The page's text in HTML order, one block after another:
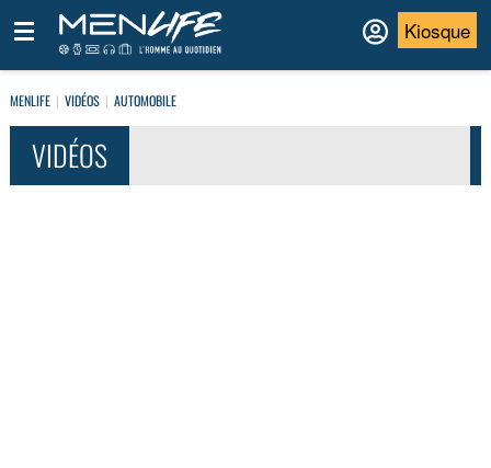
Kiosque
MENLIFE VIDÉOS AUTOMOBILE
VIDÉOS